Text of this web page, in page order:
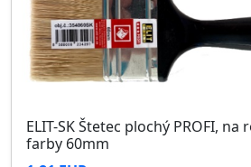
ELIT-SK Štetec plochý PROFI,
farby 60mm